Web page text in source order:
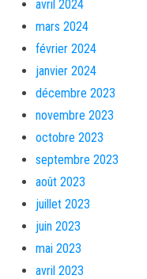
avril 2024
mars 2024
février 2024
janvier 2024
décembre 2023
novembre 2023
octobre 2023
septembre 2023
août 2023
juillet 2023
juin 2023
mai 2023
avril 2023